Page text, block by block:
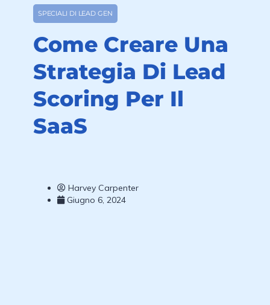
SPECIALI DI LEAD GEN
Come Creare Una
Strategia Di Lead
Scoring Per Il
SaaS
Harvey Carpenter
Giugno 6, 2024